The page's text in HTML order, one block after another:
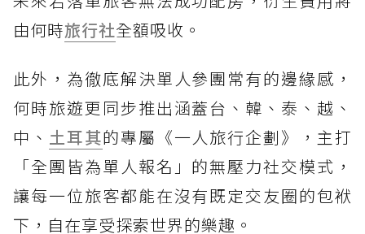
由何時旅行社全額吸收。
此外，為徹底解決單人參團常有的邊緣感，
何時旅遊更同步推出涵蓋台、韓、泰、越、
中、 土耳其的專屬《一人旅行企劃》，主打
「全團皆為單人報名」的無壓力社交模式，
讓每一位旅客都能在沒有既定交友圈的包袱
下，自在享受探索世界的樂趣。